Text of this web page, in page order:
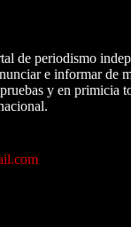
de periodismo
e informar de
y en primicia